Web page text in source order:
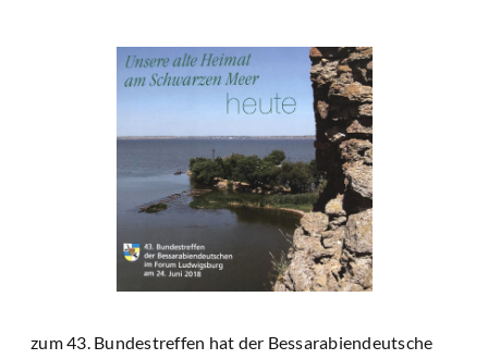
zum 43. Bundestreffen hat der Bessarabiendeutsche